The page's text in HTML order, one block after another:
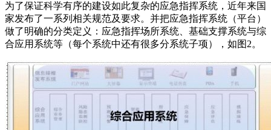
为了保证科学有序的建设如此复杂的应急指挥系统，近年来国
家发布了一系列相关规范及要求。并把应急指挥系统（平台）
做了明确的分类定义：应急指挥场所系统、基础支撑系统与综
合应用系统等（每个系统中还有很多分系统子项），如图2。